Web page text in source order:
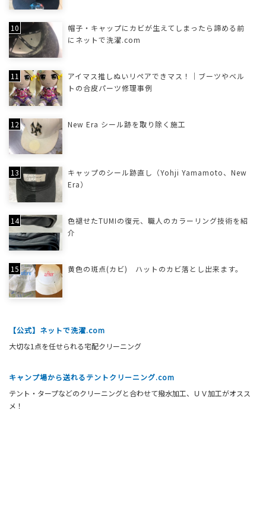
帽子・キャップにカビが生えてしまったら諦める前
にネットで洗濯.com
アイマス推しぬいリペアできマス！｜ブーツやベル
トの合皮パーツ修理事例
New Era シール跡を取り除く施工
キャップのシール跡直し（Yohji Yamamoto、New
Era）
色褪せたTUMIの復元、職人のカラーリング技術を紹
介
黄色の斑点(カビ) ハットのカビ落とし出来ます。
【公式】ネットで洗濯.com
大切な1点を任せられる宅配クリーニング
キャンプ場から送れるテントクリーニング.com
テント・タープなどのクリーニングと合わせて撥水加工、ＵＶ加工がオスス
メ！